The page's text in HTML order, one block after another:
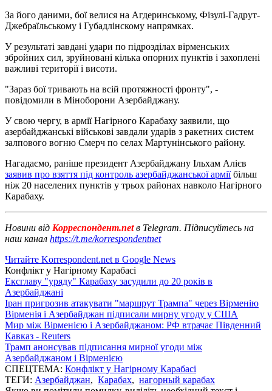
За його даними, бої велися на Агдеринському, Фізулі-Гадрут-
Джебраїльському і Губадлінскому напрямках.
У результаті завдані удари по підрозділах вірменських
збройних сил, зруйновані кілька опорних пунктів і захоплені
важливі території і висоти.
"Зараз бої тривають на всій протяжності фронту", -
повідомили в Міноборони Азербайджану.
У свою чергу, в армії Нагірного Карабаху заявили, що
азербайджанські військові завдали ударів з ракетних систем
залпового вогню Смерч по селах Мартунінського району.
Нагадаємо, раніше президент Азербайджану Ільхам Алієв
заявив про взяття під контроль азербайджанської арміїбільш
ніж 20 населених пунктів у трьох районах навколо Нагірного
Карабаху.
Новини від Корреспондент.netв Telegram. Підписуйтесь на
наш канал https://t.me/korrespondentnet
Читайте Korrespondent.net в Google News
Конфлікт у Нагірному Карабасі
Ексглаву "уряду" Карабаху засудили до 20 років в
Азербайджані
Іран пригрозив атакувати "маршрут Трампа" через Вірменію
Вірменія і Азербайджан підписали мирну угоду у США
Мир між Вірменією і Азербайджаном: РФ втрачає Південний
Кавказ - Reuters
Трамп анонсував підписання мирної угоди між
Азербайджаном і Вірменією
СПЕЦТЕМА: Конфлікт у Нагірному Карабасі
ТЕГИ: Азербайджан, Карабах, нагорный карабах